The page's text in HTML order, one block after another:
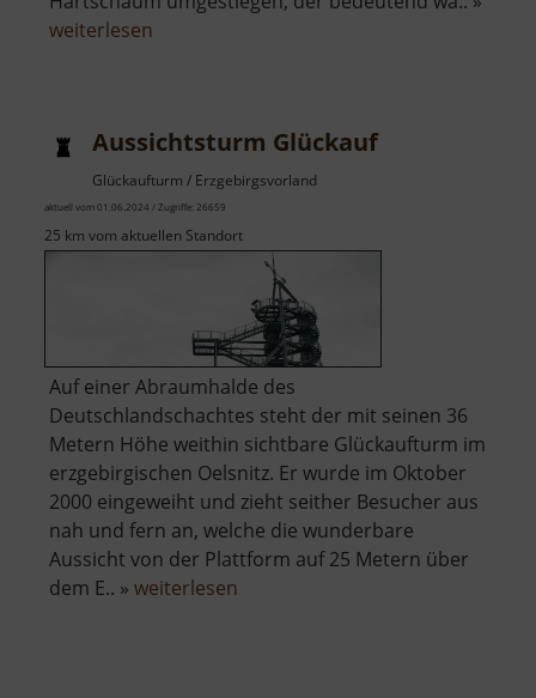
weiterlesen
Aussichtsturm Glückauf
Glückaufturm / Erzgebirgsvorland
aktuell vom 01.06.2024 / Zugriffe: 26659
25 km vom aktuellen Standort
Auf einer Abraumhalde des
Deutschlandschachtes steht der mit seinen 36
Metern Höhe weithin sichtbare Glückaufturm im
erzgebirgischen Oelsnitz. Er wurde im Oktober
2000 eingeweiht und zieht seither Besucher aus
nah und fern an, welche die wunderbare
Aussicht von der Plattform auf 25 Metern über
dem E.. » weiterlesen